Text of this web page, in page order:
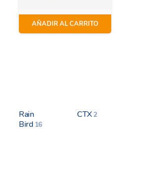
AÑADIR AL CARRITO
Rain
Bird 16
CTX2